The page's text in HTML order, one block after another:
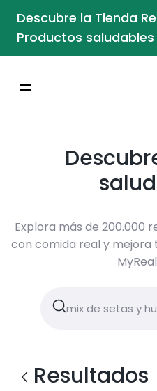
Descubre la Tienda
Productos
Explora más de 200.000
con comida real y
Resultados